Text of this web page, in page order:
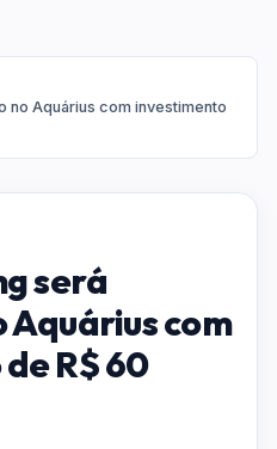
no Aquárius com investimento
será
com
R$ 60